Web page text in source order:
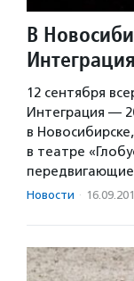
В
12 сентября
Интеграция —
в
в театре
Новости ·